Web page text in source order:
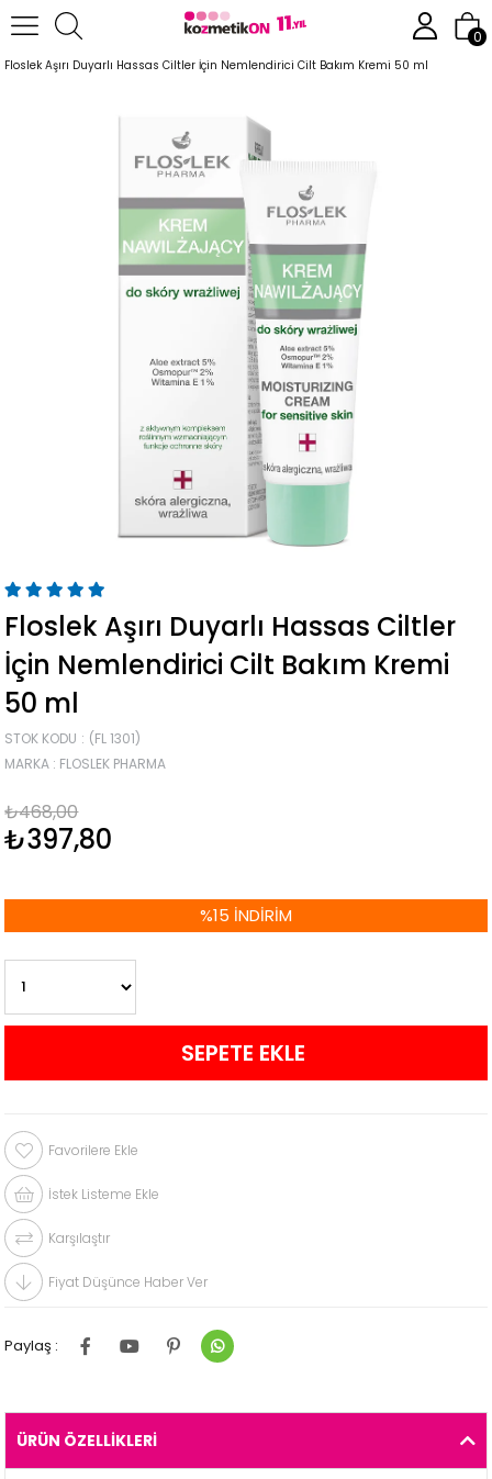
0
Anasayfa Cilt Bakım Ürünleri Hassas Cilt Serisi
Floslek Aşırı Duyarlı Hassas Ciltler İçin Nemlendirici Cilt Bakım Kremi 50 ml
Floslek Aşırı Duyarlı Hassas Ciltler
İçin Nemlendirici Cilt Bakım Kremi
50 ml
STOK KODU
(FL 1301)
MARKA : FLOSLEK PHARMA
₺468,00
₺397,80
%15 İNDIRIM
Favorilere Ekle
İstek Listeme Ekle
Karşılaştır
Fiyat Düşünce Haber Ver
Paylaş :
ÜRÜN ÖZELLIKLERI